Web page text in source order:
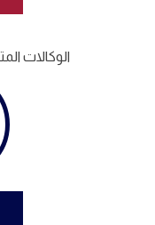
الوكالات